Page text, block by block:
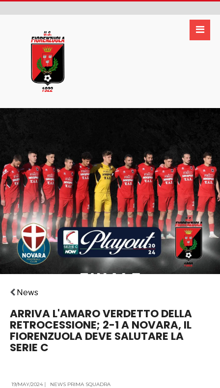
News
ARRIVA L'AMARO VERDETTO DELLA
RETROCESSIONE; 2-1 A NOVARA, IL
FIORENZUOLA DEVE SALUTARE LA
SERIE C
19/MAY/2024 | NEWS PRIMA SQUADRA